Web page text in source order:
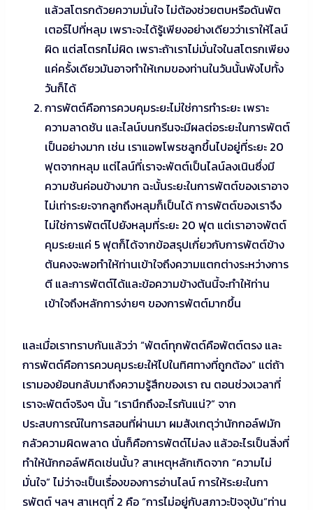
แล้วสโตรกด้วยความมั่นใจ ไม่ต้องช่วยตบหรือดันพัต
เตอร์ไปที่หลุม เพราะจะได้รู้เพียงอย่างเดียวว่าเราให้ไลน์
ผิด แต่สโตรกไม่ผิด เพราะถ้าเราไม่มั่นใจในสโตรกเพียง
แค่ครั้งเดียวมันอาจทำให้เกมของท่านในวันนั้นพังไปทั้ง
วันก็ได้
การพัตต์คือการควบคุมระยะไม่ใช่การทำระยะ เพราะ
ความลาดชัน และไลน์บนกรีนจะมีผลต่อระยะในการพัตต์
เป็นอย่างมาก เช่น เราแอพโพรชลูกขึ้นไปอยู่ที่ระยะ 20
ฟุตจากหลุม แต่ไลน์ที่เราจะพัตต์เป็นไลน์ลงเนินซึ่งมี
ความชันค่อนข้างมาก ฉะนั้นระยะในการพัตต์ของเราอาจ
ไม่เท่าระยะจากลูกถึงหลุมก็เป็นได้ การพัตต์ของเราจึง
ไม่ใช่การพัตต์ไปยังหลุมที่ระยะ 20 ฟุต แต่เราอาจพัตต์
คุมระยะแค่ 5 ฟุตก็ได้จากข้อสรุปเกี่ยวกับการพัตต์ข้าง
ต้นคงจะพอทำให้ท่านเข้าใจถึงความแตกต่างระหว่างการ
ตี และการพัตต์ได้และข้อความข้างต้นนี้จะทำให้ท่าน
เข้าใจถึงหลักการง่ายๆ ของการพัตต์มากขึ้น
และเมื่อเราทราบกันแล้วว่า “พัตต์ทุกพัตต์คือพัตต์ตรง และ
การพัตต์คือการควบคุมระยะให้ไปในทิศทางที่ถูกต้อง” แต่ถ้า
เรามองย้อนกลับมาถึงความรู้สึกของเรา ณ ตอนช่วงเวลาที่
เราจะพัตต์จริงๆ นั้น “เรานึกถึงอะไรกันแน่?” จาก
ประสบการณ์ในการสอนที่ผ่านมา ผมสังเกตุว่านักกอล์ฟมัก
กลัวความผิดพลาด นั่นก็คือการพัตต์ไม่ลง แล้วอะไรเป็นสิ่งที่
ทำให้นักกอล์ฟคิดเช่นนั้น? สาเหตุหลักเกิดจาก “ความไม่
มั่นใจ” ไม่ว่าจะเป็นเรื่องของการอ่านไลน์ การให้ระยะในกา
รพัตต์ ฯลฯ สาเหตุที่ 2 คือ “การไม่อยู่กับสภาวะปัจจุบัน”ท่าน